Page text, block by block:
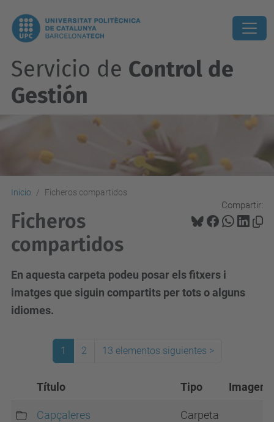
Servicio de Control de
Gestión
Inicio Ficheros compartidos
Compartir:
Ficheros
compartidos
En aquesta carpeta podeu posar els fitxers i
imatges que siguin compartits per tots o alguns
idiomes.
1 2 13 elementos siguientes >
Título Tipo Imagen
Capçaleres Carpeta